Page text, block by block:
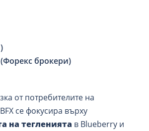
)
брокери)
от потребителите на
се фокусира върху
на тегленията в Blueberry и